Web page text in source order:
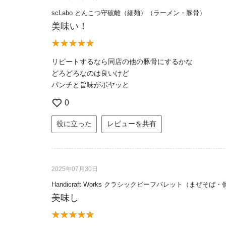
scLabo とんこつ守破離（細麺）（ラーメン・豚骨）
美味い！
リピートするなら同店の他の豚骨にするかな
どろどろなのは良いけど
パンチと旨味がボヤッと
0
役に立った レビューを共有
2025年07月30日
Handicraft Works クラシックビーフパレット（まぜそば・
美味し